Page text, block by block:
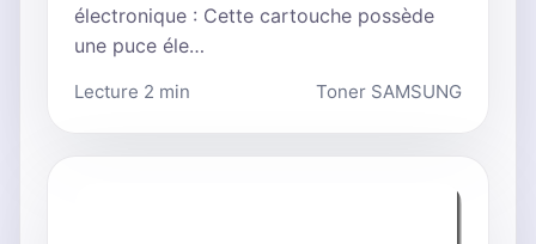
électronique : Cette cartouche possède
une puce éle…
Lecture 2 min Toner SAMSUNG